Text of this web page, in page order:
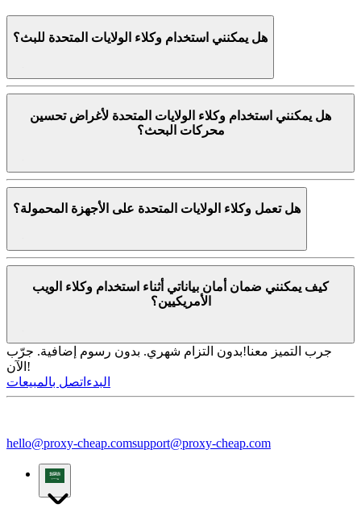
هل يمكنني استخدام وكلاء الولايات المتحدة للبث؟
هل يمكنني استخدام وكلاء الولايات المتحدة لأغراض تحسين
محركات البحث؟
هل تعمل وكلاء الولايات المتحدة على الأجهزة المحمولة؟
كيف يمكنني ضمان أمان بياناتي أثناء استخدام وكلاء الويب
الأمريكيين؟
جرب التميز معنا!بدون التزام شهري. بدون رسوم إضافية. جرّب
الآن!
البدء اتصل بالمبيعات
hello@proxy-cheap.comsupport@proxy-cheap.com